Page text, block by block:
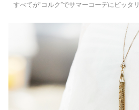
すべてが”コルク”でサマーコーデにピッタリ